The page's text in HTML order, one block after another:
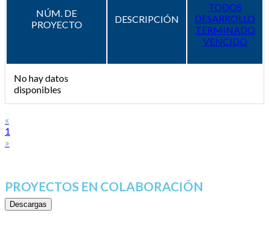
NÚM. DE
PROYECTO
DESCRIPCIÓN
TODOS
DESARROLLO
TERMINADO
VENCIDO
No hay datos
disponibles
«
1
»
PROYECTOS EN COLABORACIÓN
Descargas